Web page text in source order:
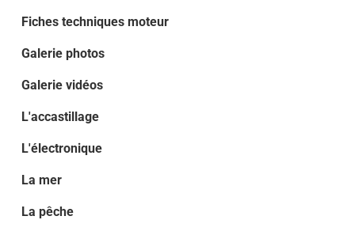
Fiches techniques moteur
Galerie photos
Galerie vidéos
L'accastillage
L'électronique
La mer
La pêche